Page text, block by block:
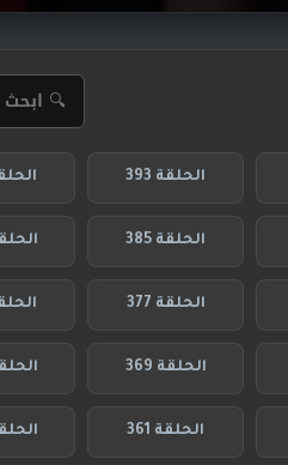
الحلقة 393 الحلقة
الحلقة 385 الحلقة
الحلقة 377 الحلقة
الحلقة 369 الحلقة
الحلقة 361 الحلقة